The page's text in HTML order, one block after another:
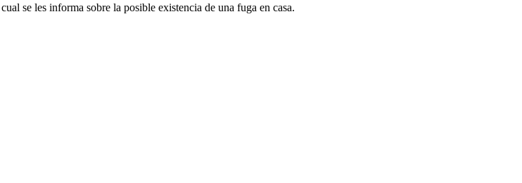
se les informa sobre la posible existencia de una fuga en casa.